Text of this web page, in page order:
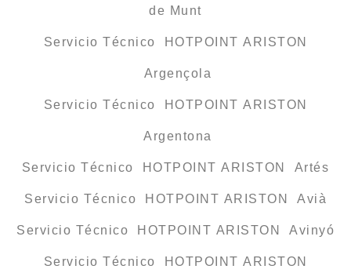
de Munt
Servicio Técnico HOTPOINT ARISTON
Argençola
Servicio Técnico HOTPOINT ARISTON
Argentona
Servicio Técnico HOTPOINT ARISTON Artés
Servicio Técnico HOTPOINT ARISTON Avià
Servicio Técnico HOTPOINT ARISTON Avinyó
Servicio Técnico HOTPOINT ARISTON